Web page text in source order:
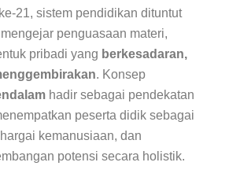
21, sistem pendidikan dituntut
penguasaan materi,
pribadi yang berkesadaran,
. Konsep
hadir sebagai pendekatan
peserta didik sebagai
kemanusiaan, dan
potensi secara holistik.